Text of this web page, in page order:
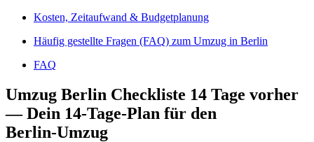
Kosten, Zeitaufwand & Budgetplanung
Häufig gestellte Fragen (FAQ) zum Umzug in Berlin
FAQ
Umzug Berlin Checkliste 14 Tage vorher
— Dein 14‑Tage‑Plan für den
Berlin‑Umzug